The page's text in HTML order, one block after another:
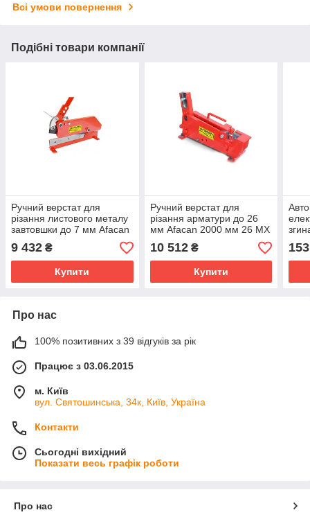
Всі умови повернення
Подібні товари компанії
Ручний верстат для
різання листового металу
завтовшки до 7 мм Afacan
3R7
9 432 ₴
Купити
Ручний верстат для
різання арматури до 26
мм Afacan 2000 мм 26 МX
10 512₴
Купити
мм
Про нас
100% позитивних з 39 відгуків за рік
Працює з 03.06.2015
м. Київ
вул. Святошинська, 34к, Київ, Україна
Контакти
Сьогодні вихідний
Показати весь графік роботи
Про нас